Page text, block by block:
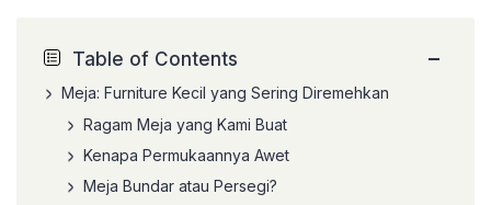
Table of Contents −
Meja: Furniture Kecil yang Sering Diremehkan
Ragam Meja yang Kami Buat
Kenapa Permukaannya Awet
Meja Bundar atau Persegi?